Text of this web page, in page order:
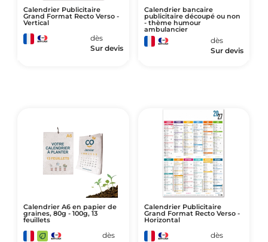
Calendrier Publicitaire
Grand Format Recto Verso -
Vertical
dès
Sur devis
Calendrier bancaire
publicitaire découpé ou non
- thème humour
ambulancier
dès
Sur devis
Calendrier A6 en papier de
graines, 80g - 100g, 13
feuillets
dès
Calendrier Publicitaire
Grand Format Recto Verso -
Horizontal
dès